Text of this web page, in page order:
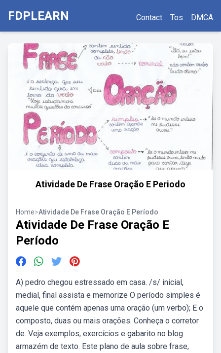
FDPLEARN Contact Tos DMCA
Atividade De Frase Oração E Periodo
Home>Atividade De Frase Oração E Período
Atividade De Frase Oração E
Período
A) pedro chegou estressado em casa. /s/ inicial,
medial, final assista e memorize O período simples é
aquele que contém apenas uma oração (um verbo); E o
composto, duas ou mais orações. Conheça o corretor
de. Veja exemplos, exercícios e gabarito no blog
armazém de texto. Este plano de aula sobre frase,